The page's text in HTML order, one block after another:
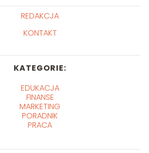
REDAKCJA
KONTAKT
KATEGORIE:
EDUKACJA
FINANSE
MARKETING
PORADNIK
PRACA